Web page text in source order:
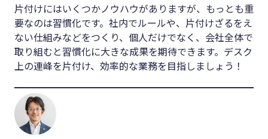
片付けにはいくつかノウハウがありますが、もっとも重
要なのは習慣化です。社内でルールや、片付けざるをえ
ない仕組みなどをつくり、個人だけでなく、会社全体で
取り組むと習慣化に大きな成果を期待できます。デスク
上の連峰を片付け、効率的な業務を目指しましょう！